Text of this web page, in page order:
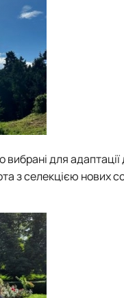
для
з селекцією нових